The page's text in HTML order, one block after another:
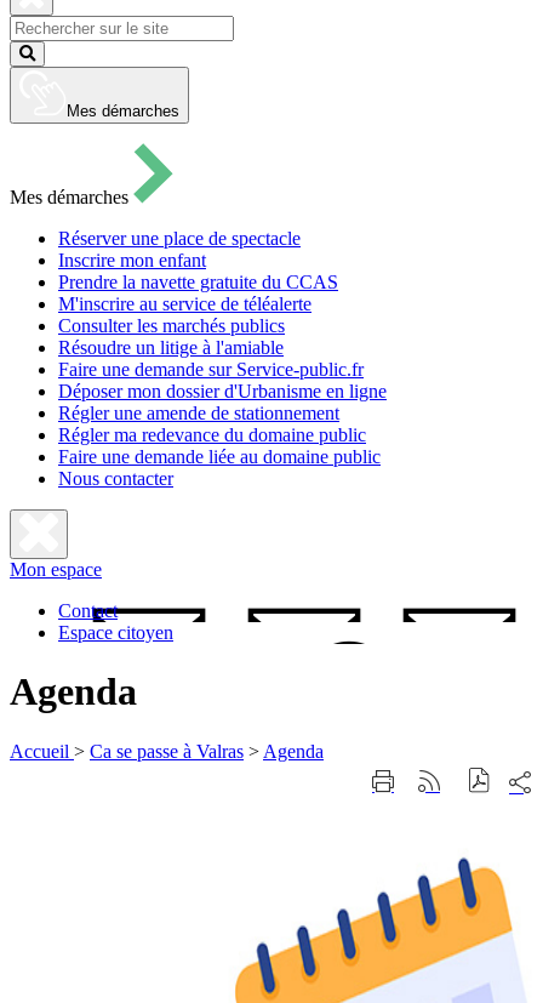
ouvrir
le
formulaire
Fermer
la
recherche
Lancer
la
Mes démarches
Mes démarches
Réserver une place de spectacle
Inscrire mon enfant
Prendre la navette gratuite du CCAS
M'inscrire au service de téléalerte
Consulter les marchés publics
Résoudre un litige à l'amiable
Faire une demande sur Service-public.fr
Déposer mon dossier d'Urbanisme en ligne
Régler une amende de stationnement
Régler ma redevance du domaine public
Faire une demande liée au domaine public
Nous contacter
Fermer
la
Mon espace
Contact
Espace citoyen
Agenda
Accueil > Ca se passe à Valras > Agenda
ImprimerGénérer
sur